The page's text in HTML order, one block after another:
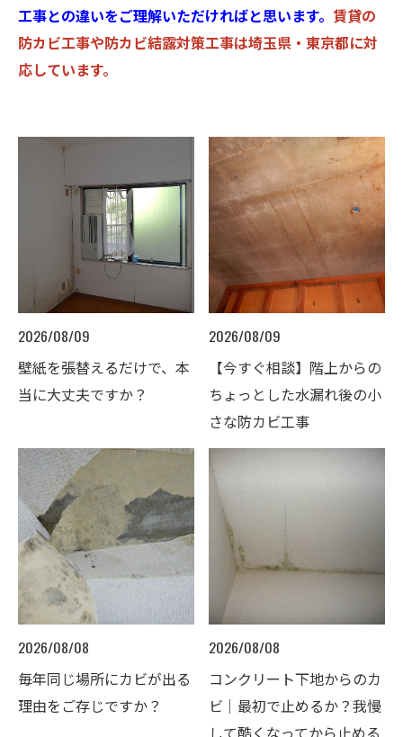
工事との違いをご理解いただければと思います。 賃貸の
防カビ工事や防カビ結露対策工事は埼玉県・東京都に対
応しています。
2026/08/09
壁紙を張替えるだけで、本
当に大丈夫ですか？
2026/08/09
【今すぐ相談】階上からの
ちょっとした水漏れ後の小
さな防カビ工事
2026/08/08
毎年同じ場所にカビが出る
理由をご存じですか？
2026/08/08
コンクリート下地からのカ
ビ｜最初で止めるか？我慢
して酷くなってから止める